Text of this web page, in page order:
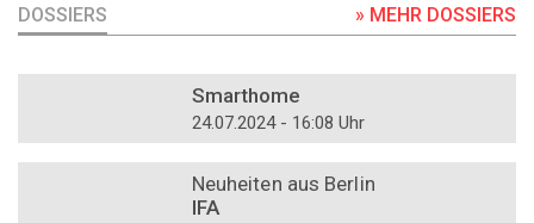
DOSSIERS » MEHR DOSSIERS
Smarthome
24.07.2024 - 16:08 Uhr
Neuheiten aus Berlin
IFA